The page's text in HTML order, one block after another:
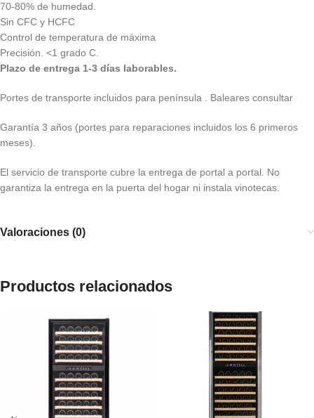
70-80% de humedad.
Sin CFC y HCFC
Control de temperatura de máxima
Precisión. <1 grado C.
Plazo de entrega 1-3 días laborables.
Portes de transporte incluidos para península . Baleares consultar
Garantía 3 años (portes para reparaciones incluidos los 6 primeros
meses).
El servicio de transporte cubre la entrega de portal a portal. No
garantiza la entrega en la puerta del hogar ni instala vinotecas.
Valoraciones (0)
Productos relacionados